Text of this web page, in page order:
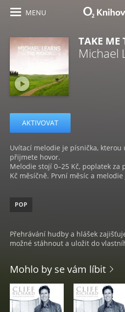
MENU
TAKE ME
Michael
AKTIVOVAT
Uvítací melodie je písnička, kterou
přijmete hovor.
Melodie stojí 0–25 Kč, poplatek
Kč měsíčně. První měsíc a
POP
Přehrávání hudby a hlášek
možné stáhnout a uložit do
Mohlo by se vám líbit